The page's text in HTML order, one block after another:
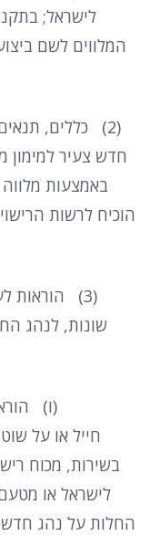
לישראל;
המלווים לשם
(2) כללים,
חדש צעיר למימון
באמצעות
הוכיח לרשות
(3) הוראות
שונות, לנהג
(ו)
חייל או על
בשירות, מכוח
לישראל או
החלות על נהג